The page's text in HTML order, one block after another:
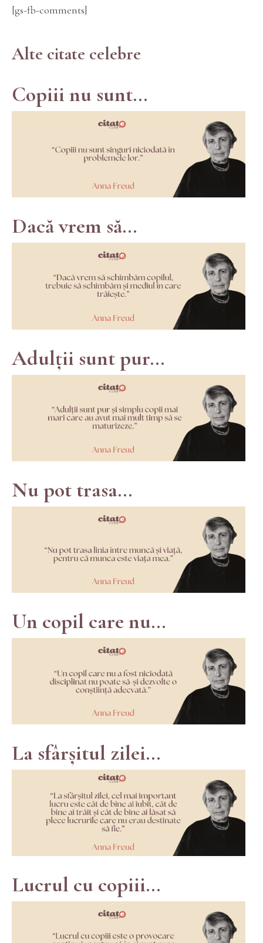
[gs-fb-comments]
Alte citate celebre
Copiii nu sunt...
Dacă vrem să...
Adulții sunt pur...
Nu pot trasa...
Un copil care nu...
La sfârșitul zilei...
Lucrul cu copiii...